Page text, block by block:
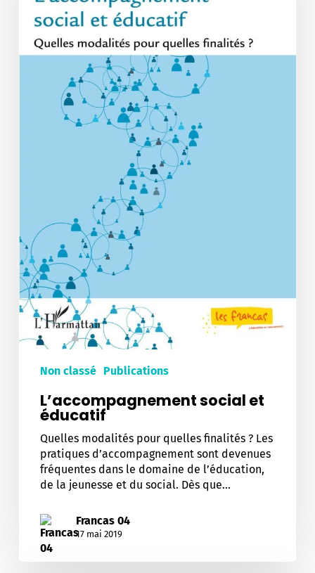
Non classé Publications
L’accompagnement social et
éducatif
Quelles modalités pour quelles finalités ? Les
pratiques d’accompagnement sont devenues
fréquentes dans le domaine de l’éducation,
de la jeunesse et du social. Dès que…
Francas 04
17 mai 2019